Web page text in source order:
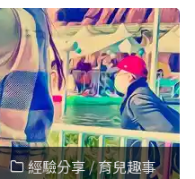
經驗分享/育兒趣事